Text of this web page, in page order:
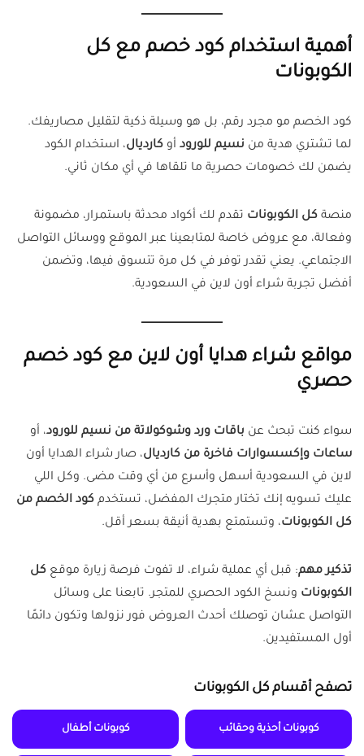
أهمية استخدام كود خصم مع كل
الكوبونات
كود الخصم مو مجرد رقم، بل هو وسيلة ذكية لتقليل مصاريفك.
لما تشتري هدية من نسيم للورود أو كارديال، استخدام الكود
يضمن لك خصومات حصرية ما تلقاها في أي مكان ثاني.
منصة كل الكوبونات تقدم لك أكواد محدثة باستمرار، مضمونة
وفعالة، مع عروض خاصة لمتابعينا عبر الموقع ووسائل التواصل
الاجتماعي. يعني تقدر توفر في كل مرة تتسوق فيها، وتضمن
أفضل تجربة شراء أون لاين في السعودية.
مواقع شراء هدايا أون لاين مع كود خصم
حصري
سواء كنت تبحث عن باقات ورد وشوكولاتة من نسيم للورود، أو
ساعات وإكسسوارات فاخرة من كارديال، صار شراء الهدايا أون
لاين في السعودية أسهل وأسرع من أي وقت مضى. وكل اللي
عليك تسويه إنك تختار متجرك المفضل، تستخدم كود الخصم من
كل الكوبونات، وتستمتع بهدية أنيقة بسعر أقل.
تذكير مهم: قبل أي عملية شراء، لا تفوت فرصة زيارة موقع كل
الكوبونات ونسخ الكود الحصري للمتجر. تابعنا على وسائل
التواصل عشان توصلك أحدث العروض فور نزولها وتكون دائمًا
أول المستفيدين.
تصفح أقسام كل الكوبونات
كوبونات أحذية وحقائب كوبونات أطفال